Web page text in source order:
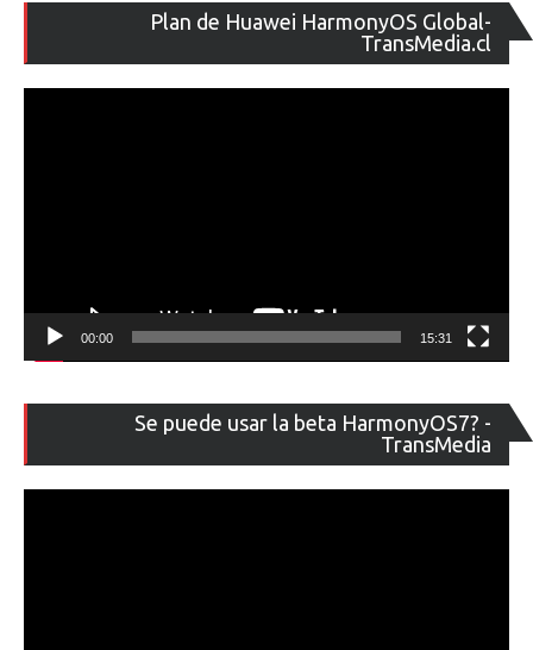
Plan de Huawei HarmonyOS Global-
TransMedia.cl
de
00:00 15:31
Se puede usar la beta HarmonyOS7? -
TransMedia
de